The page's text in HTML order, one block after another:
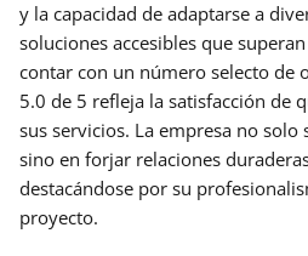
y la capacidad de adaptarse a
soluciones accesibles que
contar con un número selecto de
5.0 de 5 refleja la satisfacción de
sus servicios. La empresa no solo
sino en forjar relaciones
destacándose por su
proyecto.